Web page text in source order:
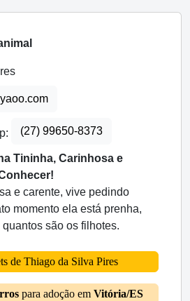
(27) 99650-8373
Tininha, Carinhosa e
e carente, vive pedindo
momento ela está prenha,
são os filhotes.
de Thiago da Silva Pires
para adoção em Vitória/ES